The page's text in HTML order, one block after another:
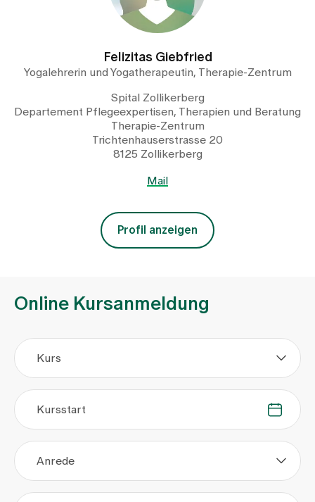
Felizitas Giebfried
Yogalehrerin und Yogatherapeutin, Therapie-Zentrum
Spital Zollikerberg
Departement Pflegeexpertisen, Therapien und Beratung
Therapie-Zentrum
Trichtenhauserstrasse 20
8125 Zollikerberg
Mail
Profil anzeigen
Online Kursanmeldung
Kurs
. .
Kursstart
Anrede